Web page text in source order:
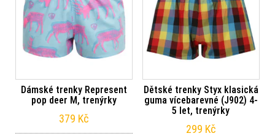
Dámské trenky Represent
pop deer M, trenýrky
379 Kč
Dětské trenky Styx klasická
guma vícebarevné (J902) 4-
5 let, trenýrky
299 Kč